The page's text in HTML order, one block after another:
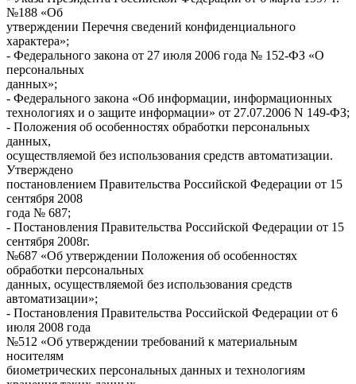
№188 «Об
утверждении Перечня сведений конфиденциального
характера»;
- Федерального закона от 27 июля 2006 года № 152-ФЗ «О
персональных
данных»;
- Федерального закона «Об информации, информационных
технологиях и о защите информации» от 27.07.2006 N 149-ФЗ;
- Положения об особенностях обработки персональных
данных,
осуществляемой без использования средств автоматизации.
Утверждено
постановлением Правительства Российской Федерации от 15
сентября 2008
года № 687;
- Постановления Правительства Российской Федерации от 15
сентября 2008г.
№687 «Об утверждении Положения об особенностях
обработки персональных
данных, осуществляемой без использования средств
автоматизации»;
- Постановления Правительства Российской Федерации от 6
июля 2008 года
№512 «Об утверждении требований к материальным
носителям
биометрических персональных данных и технологиям